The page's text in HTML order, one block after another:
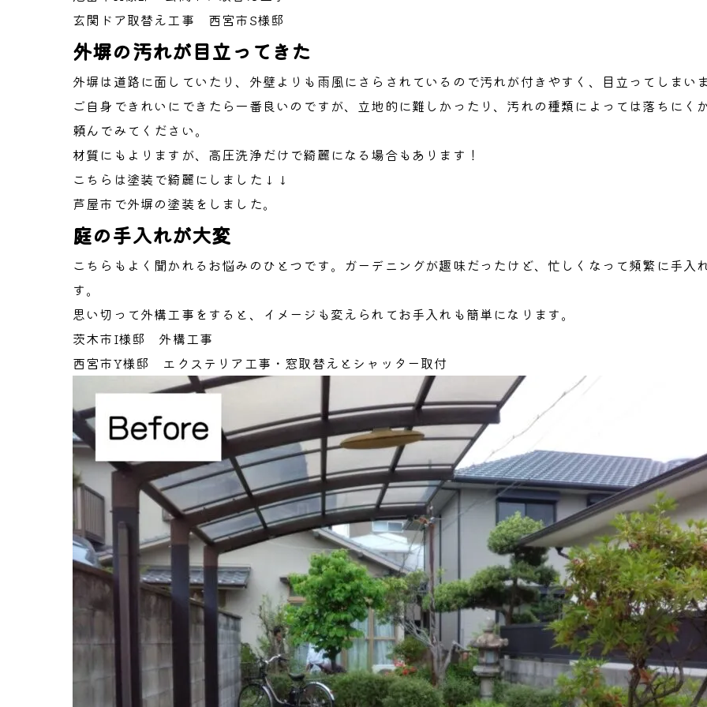
玄関ドア取替え工事 西宮市S様邸
外塀の汚れが目立ってきた
外塀は道路に面していたり、外壁よりも雨風にさらされているので汚れが付きやすく、目立ってしまい
ご自身できれいにできたら一番良いのですが、立地的に難しかったり、汚れの種類によっては落ちに
頼んでみてください。
材質にもよりますが、高圧洗浄だけで綺麗になる場合もあります！
こちらは塗装で綺麗にしました↓↓
芦屋市で外塀の塗装をしました。
庭の手入れが大変
こちらもよく聞かれるお悩みのひとつです。ガーデニングが趣味だったけど、忙しくなって頻繁に手
す。
思い切って外構工事をすると、イメージも変えられてお手入れも簡単になります。
茨木市I様邸 外構工事
西宮市Y様邸 エクステリア工事・窓取替えとシャッター取付